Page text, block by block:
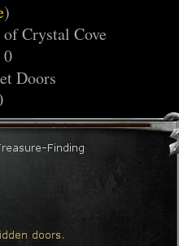
)
of Crystal Cove
0
Doors